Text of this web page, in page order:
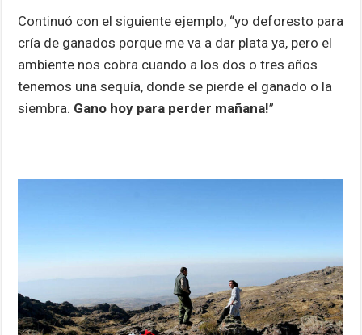
Continuó con el siguiente ejemplo, “yo deforesto para
cría de ganados porque me va a dar plata ya, pero el
ambiente nos cobra cuando a los dos o tres años
tenemos una sequía, donde se pierde el ganado o la
siembra. Gano hoy para perder mañana!”